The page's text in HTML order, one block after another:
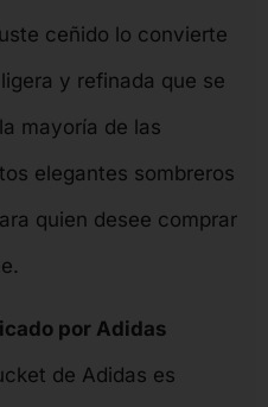
ceñido lo convierte
y refinada que se
mayoría de las
elegantes sombreros
quien desee comprar
por Adidas
de Adidas es